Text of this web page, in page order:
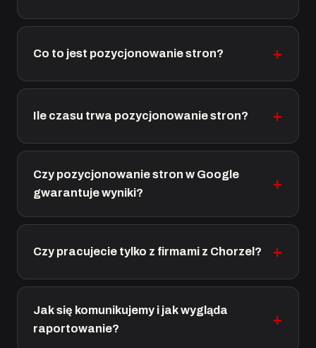
Co to jest pozycjonowanie stron?
Ile czasu trwa pozycjonowanie stron?
Czy pozycjonowanie stron w Google
gwarantuje wyniki?
Czy pracujecie tylko z firmami z Chorzel?
Jak się komunikujemy i jak wygląda
raportowanie?